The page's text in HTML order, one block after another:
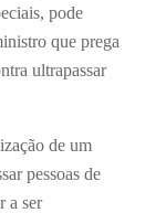
pode
que prega
ultrapassar
de um
pessoas de
a ser